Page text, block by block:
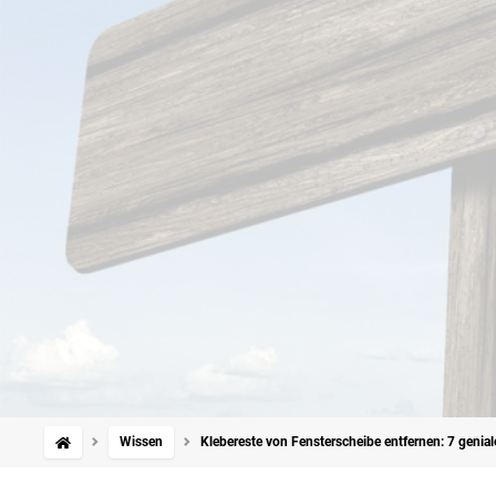
Wissen Klebereste von Fensterscheibe entfernen: 7